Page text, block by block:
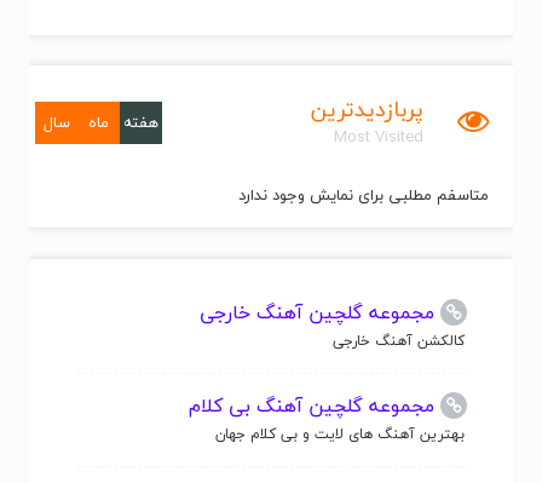
پربازدیدترین
Most Visited
هفته ماه سال
متاسفم مطلبی برای نمایش وجود ندارد
مجموعه گلچین آهنگ خارجی
کالکشن آهنگ خارجی
مجموعه گلچین آهنگ بی کلام
بهترین آهنگ های لایت و بی کلام جهان